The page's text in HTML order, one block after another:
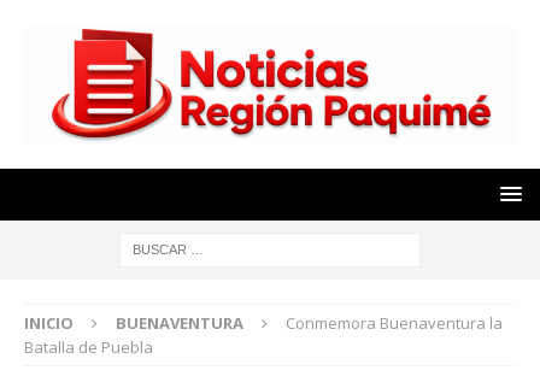
INICIO BUENAVENTURA
Conmemora Buenaventura la
Batalla de Puebla